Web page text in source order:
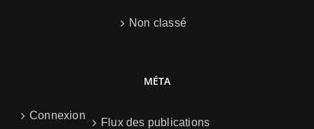
Non classé
MÉTA
Connexion
Flux des publications